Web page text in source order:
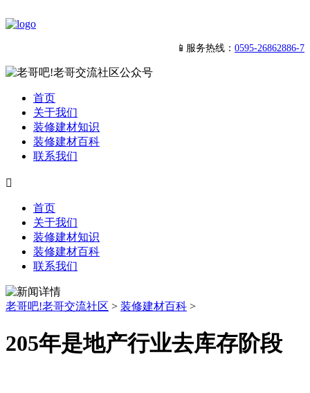
📱服务热线： 0595-26862886-7
首页
关于我们
装修建材知识
装修建材百科
联系我们

首页
关于我们
装修建材知识
装修建材百科
联系我们
老哥吧!老哥交流社区 > 装修建材百科 >
205年是地产行业去库存阶段